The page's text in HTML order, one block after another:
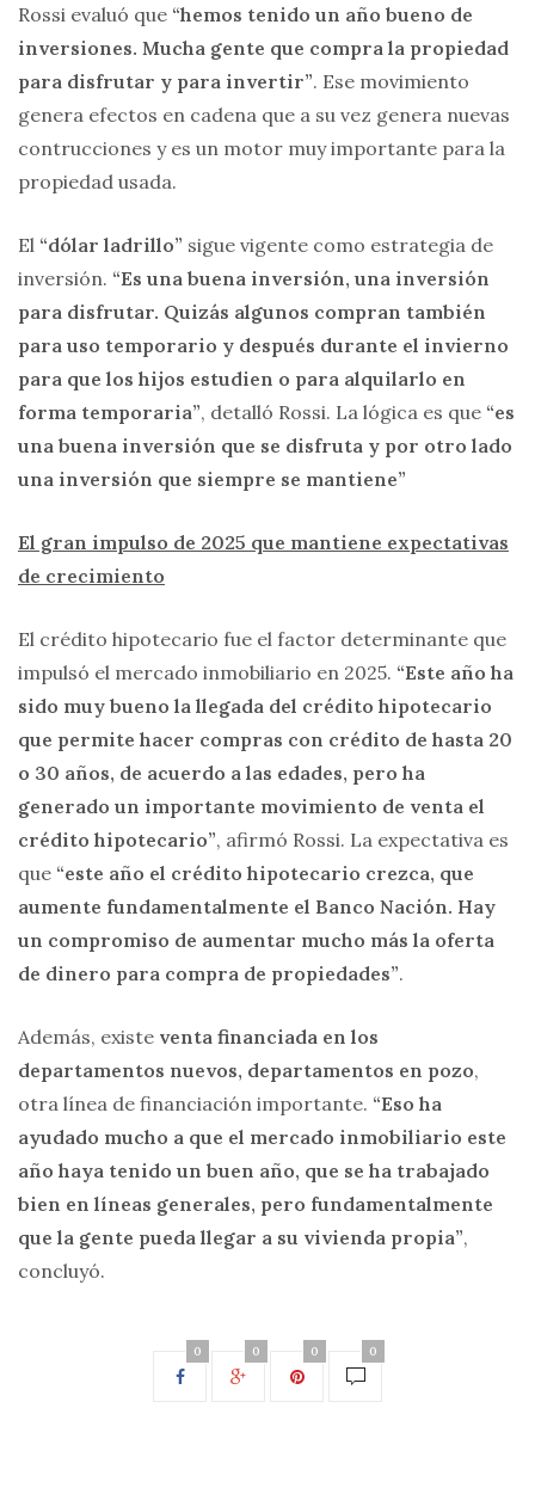
Rossi evaluó que “hemos tenido un año bueno de
inversiones. Mucha gente que compra la propiedad
para disfrutar y para invertir”. Ese movimiento
genera efectos en cadena que a su vez genera nuevas
contrucciones y es un motor muy importante para la
propiedad usada.
El “dólar ladrillo” sigue vigente como estrategia de
inversión. “Es una buena inversión, una inversión
para disfrutar. Quizás algunos compran también
para uso temporario y después durante el invierno
para que los hijos estudien o para alquilarlo en
forma temporaria”, detalló Rossi. La lógica es que “es
una buena inversión que se disfruta y por otro lado
una inversión que siempre se mantiene”
El gran impulso de 2025 que mantiene expectativas
de crecimiento
El crédito hipotecario fue el factor determinante que
impulsó el mercado inmobiliario en 2025. “Este año ha
sido muy bueno la llegada del crédito hipotecario
que permite hacer compras con crédito de hasta 20
o 30 años, de acuerdo a las edades, pero ha
generado un importante movimiento de venta el
crédito hipotecario”, afirmó Rossi. La expectativa es
que “este año el crédito hipotecario crezca, que
aumente fundamentalmente el Banco Nación. Hay
un compromiso de aumentar mucho más la oferta
de dinero para compra de propiedades”.
Además, existe venta financiada en los
departamentos nuevos, departamentos en pozo,
otra línea de financiación importante. “Eso ha
ayudado mucho a que el mercado inmobiliario este
año haya tenido un buen año, que se ha trabajado
bien en líneas generales, pero fundamentalmente
que la gente pueda llegar a su vivienda propia”,
concluyó.
0 0 0 0